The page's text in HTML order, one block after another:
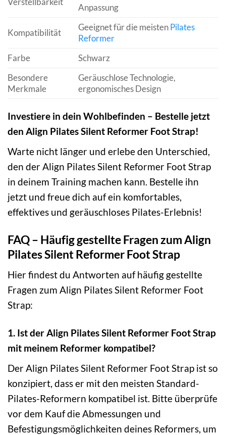
Anpassung
Kompatibilität
Geeignet für die meistenPilates
Reformer
Farbe
Schwarz
Besondere
Merkmale
Geräuschlose Technologie,
ergonomisches Design
Investiere in dein Wohlbefinden – Bestelle jetzt
den Align Pilates Silent Reformer Foot Strap!
Warte nicht länger und erlebe den Unterschied,
den der Align Pilates Silent Reformer Foot Strap
in deinem Training machen kann. Bestelle ihn
jetzt und freue dich auf ein komfortables,
effektives und geräuschloses Pilates-Erlebnis!
FAQ – Häufig gestellte Fragen zum Align
Pilates Silent Reformer Foot Strap
Hier findest du Antworten auf häufig gestellte
Fragen zum Align Pilates Silent Reformer Foot
Strap:
1. Ist der Align Pilates Silent Reformer Foot Strap
mit meinem Reformer kompatibel?
Der Align Pilates Silent Reformer Foot Strap ist so
konzipiert, dass er mit den meisten Standard-
Pilates-Reformern kompatibel ist. Bitte überprüfe
vor dem Kauf die Abmessungen und
Befestigungsmöglichkeiten deines Reformers, um